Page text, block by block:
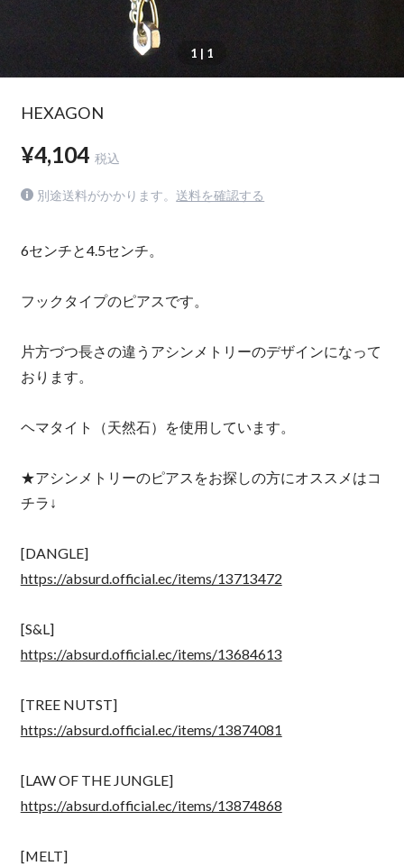
1 | 1
HEXAGON
¥4,104 税込
別途送料がかかります。 送料を確認する
6センチと4.5センチ。
フックタイプのピアスです。
片方づつ長さの違うアシンメトリーのデザインになって
おります。
ヘマタイト（天然石）を使用しています。
★アシンメトリーのピアスをお探しの方にオススメはコ
チラ↓
[DANGLE]
https://absurd.official.ec/items/13713472
[S&L]
https://absurd.official.ec/items/13684613
[TREE NUTST]
https://absurd.official.ec/items/13874081
[LAW OF THE JUNGLE]
https://absurd.official.ec/items/13874868
[MELT]